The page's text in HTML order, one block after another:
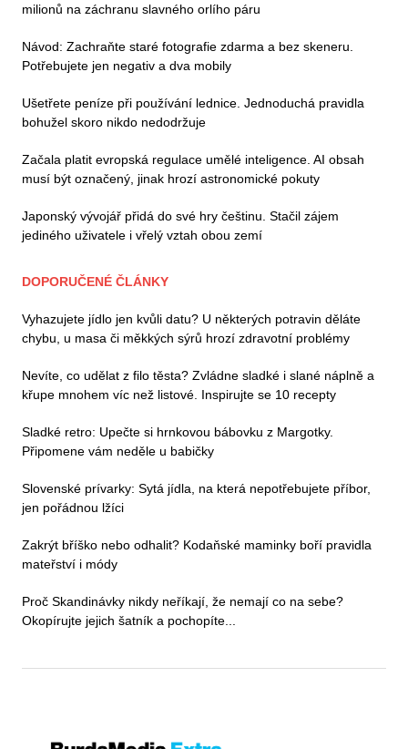
milionů na záchranu slavného orlího páru
Návod: Zachraňte staré fotografie zdarma a bez skeneru.
Potřebujete jen negativ a dva mobily
Ušetřete peníze při používání lednice. Jednoduchá pravidla
bohužel skoro nikdo nedodržuje
Začala platit evropská regulace umělé inteligence. AI obsah
musí být označený, jinak hrozí astronomické pokuty
Japonský vývojář přidá do své hry češtinu. Stačil zájem
jediného uživatele i vřelý vztah obou zemí
DOPORUČENÉ ČLÁNKY
Vyhazujete jídlo jen kvůli datu? U některých potravin děláte
chybu, u masa či měkkých sýrů hrozí zdravotní problémy
Nevíte, co udělat z filo těsta? Zvládne sladké i slané náplně a
křupe mnohem víc než listové. Inspirujte se 10 recepty
Sladké retro: Upečte si hrnkovou bábovku z Margotky.
Připomene vám neděle u babičky
Slovenské prívarky: Sytá jídla, na která nepotřebujete příbor,
jen pořádnou lžíci
Zakrýt bříško nebo odhalit? Kodaňské maminky boří pravidla
mateřství i módy
Proč Skandinávky nikdy neříkají, že nemají co na sebe?
Okopírujte jejich šatník a pochopíte...